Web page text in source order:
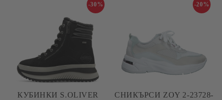
КУБИНКИ S.OLIVER
-30%
СНИКЪРСИ ZOY 2-23728-
-20%